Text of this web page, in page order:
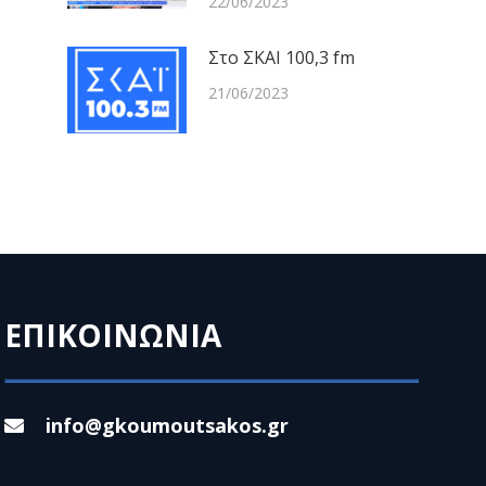
Στο ΣΚΑΙ 100,3 fm
21/06/2023
ΕΠΙΚΟΙΝΩΝΙΑ
info@gkoumoutsakos.gr